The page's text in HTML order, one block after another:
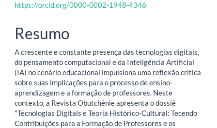
https://orcid.org/0000-0002-1948-4346
Resumo
A crescente e constante presença das tecnologias digitais,
do pensamento computacional e da Inteligência Artificial
(IA) no cenário educacional impulsiona uma reflexão crítica
sobre suas implicações para o processo de ensino-
aprendizagem e a formação de professores. Neste
contexto, a Revista Obutchénie apresenta o dossiê
"Tecnologias Digitais e Teoria Histórico-Cultural: Tecendo
Contribuições para a Formação de Professores e os